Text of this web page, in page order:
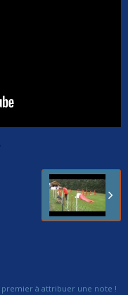
à attribuer une note !